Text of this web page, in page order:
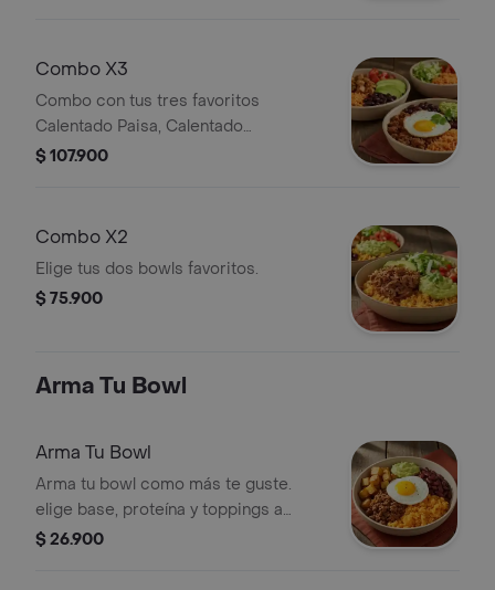
Combo X3
Combo con tus tres favoritos
Calentado Paisa, Calentado
Santarrosano y Ligero Carne.
$ 107.900
Combo X2
Elige tus dos bowls favoritos.
$ 75.900
Arma Tu Bowl
Arma Tu Bowl
Arma tu bowl como más te guste.
elige base, proteína y toppings a
elección. todo viene mezclado en tu
$ 26.900